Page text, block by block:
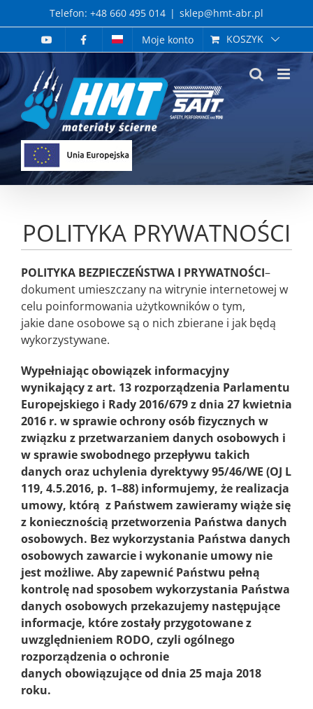
to
Telefon: +48 660 495 014 | sklep@hmt-abr.pl
Moje konto
KOSZYK
POLITYKA PRYWATNOŚCI
POLITYKA BEZPIECZEŃSTWA I PRYWATNOŚCI–
dokument umieszczany na witrynie internetowej w
celu poinformowania użytkowników o tym,
jakie dane osobowesą o nich zbierane i jak będą
wykorzystywane.
Wypełniając obowiązek informacyjny
wynikający z art. 13 rozporządzenia Parlamentu
Europejskiego i Rady 2016/679 z dnia 27 kwietnia
2016 r. w sprawie ochrony osób fizycznych w
związku z przetwarzaniem danych osobowych i
w sprawie swobodnego przepływu takich
danych oraz uchylenia dyrektywy 95/46/WE (OJ L
119, 4.5.2016, p. 1–88) informujemy, że realizacja
umowy, którą z Państwem zawieramywiąże się
z koniecznością przetworzenia Państwa danych
osobowych. Bez wykorzystania Państwa danych
osobowych zawarcie i wykonanie umowy nie
jest możliwe. Aby zapewnić Państwu pełną
kontrolę nad sposobem wykorzystania Państwa
danych osobowych przekazujemy następujące
informacje, które zostały przygotowane z
uwzględnieniem RODO, czyli ogólnego
rozporządzenia o ochronie
danych obowiązujące od dnia 25 maja 2018
roku.